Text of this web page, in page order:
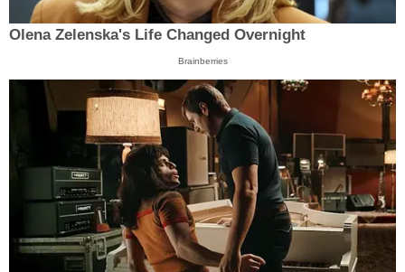
Olena Zelenska's Life Changed Overnight
Brainberries